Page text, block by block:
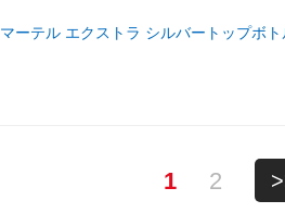
マーテル エクストラ シルバートップボト
1 2